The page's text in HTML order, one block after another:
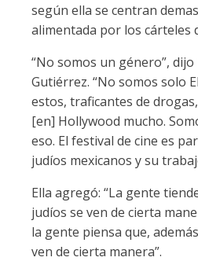
según ella se centran
alimentada por los cárteles
“No somos un género”,
Gutiérrez. “No somos solo
estos, traficantes de
[en] Hollywood mucho.
eso. El festival de cine es
judíos mexicanos y su
Ella agregó: “La gente
judíos se ven de cierta
la gente piensa que,
ven de cierta manera”.